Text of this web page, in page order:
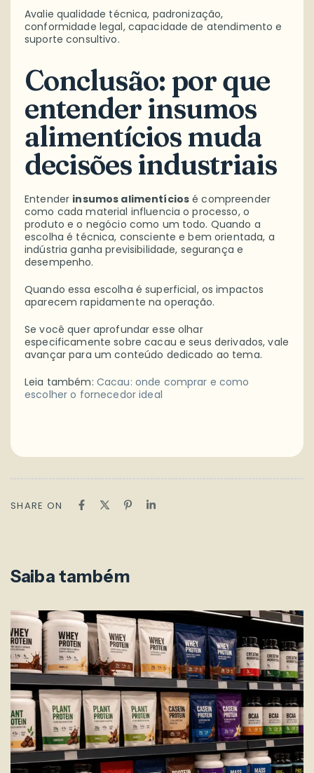
Avalie qualidade técnica, padronização,
conformidade legal, capacidade de atendimento e
suporte consultivo.
Conclusão: por que
entender insumos
alimentícios muda
decisões industriais
Entender insumos alimentícios é compreender
como cada material influencia o processo, o
produto e o negócio como um todo. Quando a
escolha é técnica, consciente e bem orientada, a
indústria ganha previsibilidade, segurança e
desempenho.
Quando essa escolha é superficial, os impactos
aparecem rapidamente na operação.
Se você quer aprofundar esse olhar
especificamente sobre cacau e seus derivados, vale
avançar para um conteúdo dedicado ao tema.
Leia também: Cacau: onde comprar e como
escolher o fornecedor ideal
SHARE ON
Saiba também